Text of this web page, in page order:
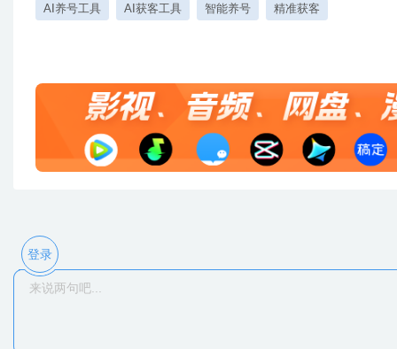
AI养号工具 AI获客工具 智能养号 精准获客
登录